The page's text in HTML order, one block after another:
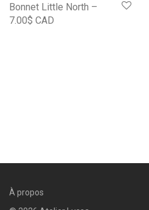
Bonnet Little North –
7.00$ CAD
À propos